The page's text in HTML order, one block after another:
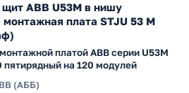
ABB U53M в нишу
плата STJU 53 M
платой АВВ серии U53M
на 120 модулей
(АББ)